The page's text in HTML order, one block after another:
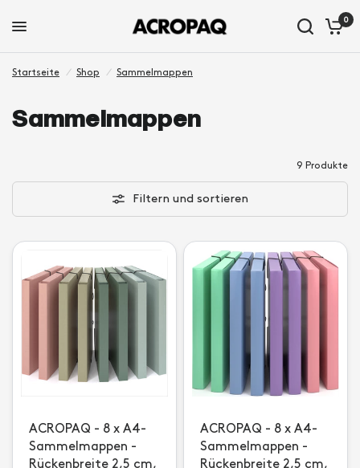
0
Startseite / Shop / Sammelmappen
Sammelmappen
9 Produkte
Filtern und sortieren
ACROPAQ - 8 x A4-
Sammelmappen -
Rückenbreite 2,5 cm,
ACROPAQ - 8 x A4-
Sammelmappen -
Rückenbreite 2,5 cm,